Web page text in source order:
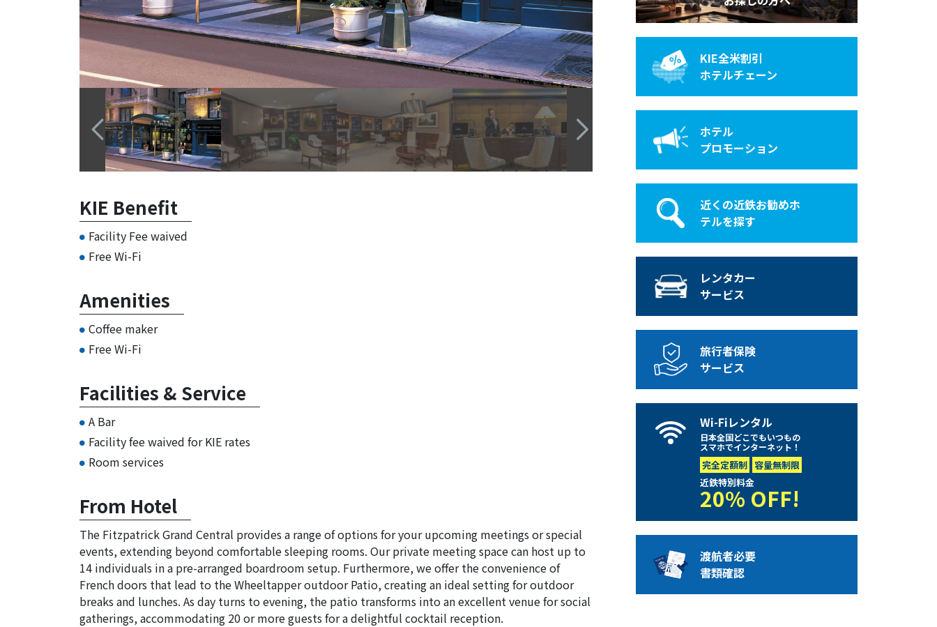
KIE Benefit
Facility Fee waived
Free Wi-Fi
Amenities
Coffee maker
Free Wi-Fi
Facilities & Service
A Bar
Facility fee waived for KIE rates
Room services
From Hotel
The Fitzpatrick Grand Central provides a range of options for your upcoming meetings or special
events, extending beyond comfortable sleeping rooms. Our private meeting space can host up to
14 individuals in a pre-arranged boardroom setup. Furthermore, we offer the convenience of
French doors that lead to the Wheeltapper outdoor Patio, creating an ideal setting for outdoor
breaks and lunches. As day turns to evening, the patio transforms into an excellent venue for social
gatherings, accommodating 20 or more guests for a delightful cocktail reception.
KIE全米割引
ホテルチェーン
ホテル
プロモーション
近くの近鉄お勧めホ
テルを探す
レンタカー
サービス
旅行者保険
サービス
Wi-Fiレンタル
日本全国どこでもいつもの
スマホでインターネット！
完全定額制 容量無制限
近鉄特別料金
20% OFF!
渡航者必要
書類確認